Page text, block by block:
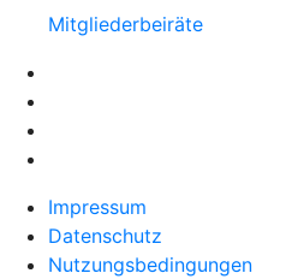
Mitgliederbeiräte
Impressum
Datenschutz
Nutzungsbedingungen